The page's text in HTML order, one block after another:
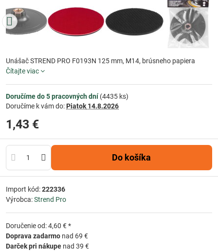
Unášač STREND PRO F0193N 125 mm, M14, brúsneho papiera
Čítajte viac
Doručíme do 5 pracovných dní(4435 ks)
Doručíme k vám do: Piatok14.8.2026
1,43 €
Do košíka
Import kód:222336
Výrobca:Strend Pro
Doručenie od: 4,60 € *
Doprava zadarmo nad 69 €
Darček pri nákupe nad 39 €